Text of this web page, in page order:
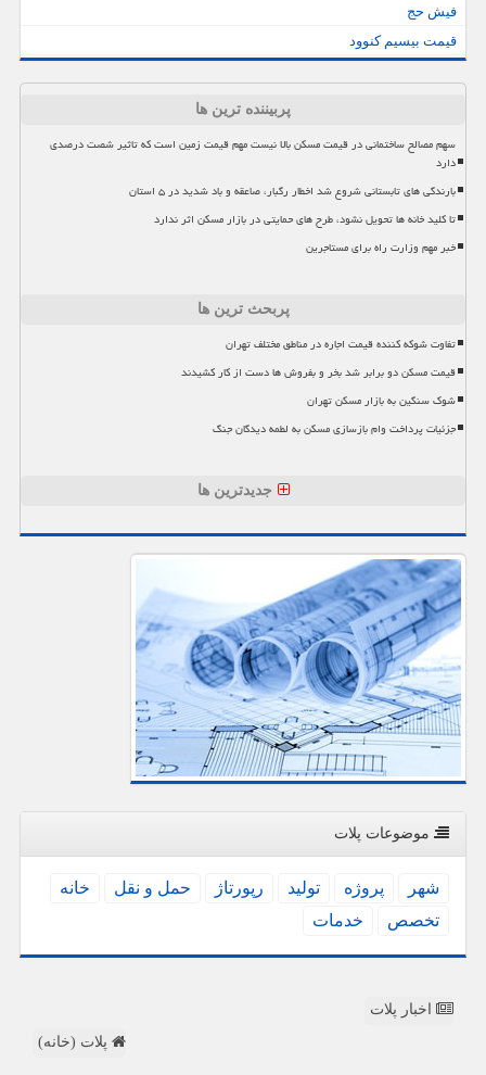
فیش حج
قیمت بیسیم کنوود
پربیننده ترین ها
سهم مصالح ساختمانی در قیمت مسکن بالا نیست مهم قیمت زمین است که تاثیر شصت درصدی
دارد
بارندگی های تابستانی شروع شد اخطار رگبار، صاعقه و باد شدید در ۵ استان
تا کلید خانه ها تحویل نشود، طرح های حمایتی در بازار مسکن اثر ندارد
خبر مهم وزارت راه برای مستاجرین
پربحث ترین ها
تفاوت شوکه کننده قیمت اجاره در مناطق مختلف تهران
قیمت مسکن دو برابر شد بخر و بفروش ها دست از کار کشیدند
شوک سنگین به بازار مسکن تهران
جزئیات پرداخت وام بازسازی مسکن به لطمه دیدگان جنگ
جدیدترین ها
موضوعات پلات
شهر پروژه تولید رپورتاژ حمل و نقل
خانه
تخصص
خدمات
اخبار پلات
پلات (خانه)